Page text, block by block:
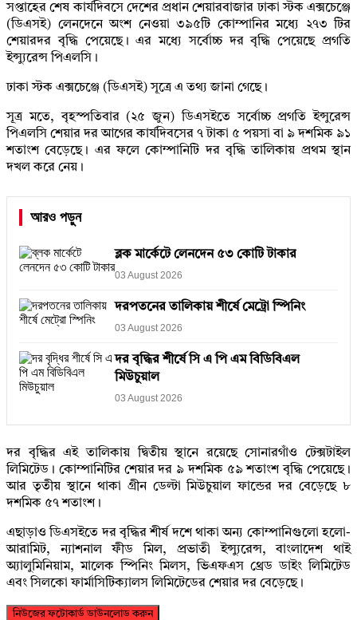
সপ্তাহের শেষ কার্যদিবসে দেশের প্রধান শেয়ারবাজার ঢাকা স্টক এক্সচেঞ্জে
(ডিএসই) লেনদেনে অংশ নেওয়া ৩৯৫টি কোম্পানির মধ্যে ২৭৩ টির
শেয়ারদর বৃদ্ধি পেয়েছে। এর মধ্যে সর্বোচ্চ দর বৃদ্ধি পেয়েছে প্রগতি
ইন্স্যুরেন্স পিএলসি।
ঢাকা স্টক এক্সচেঞ্জে (ডিএসই) সূত্রে এ তথ্য জানা গেছে।
সূত্র মতে, বৃহস্পতিবার (২৫ জুন) ডিএসইতে সর্বোচ্চ প্রগতি ইন্সুরেন্স
পিএলসি শেয়ার দর আগের কার্যদিবসের ৭ টাকা ৫ পয়সা বা ৯ দশমিক ৯১
শতাংশ বেড়েছে। এর ফলে কোম্পানিটি দর বৃদ্ধি তালিকায় প্রথম স্থান
দখল করে নেয়।
আরও পড়ুন
ব্লক মার্কেটে লেনদেন ৫৩ কোটি টাকার
03 August 2026
দরপতনের তালিকায় শীর্ষে মেট্রো স্পিনিং
03 August 2026
দর বৃদ্ধির শীর্ষে সি এ পি এম বিডিবিএল
মিউচুয়াল
03 August 2026
দর বৃদ্ধির এই তালিকায় দ্বিতীয় স্থানে রয়েছে সোনারগাঁও টেক্সটাইল
লিমিটেড। কোম্পানিটির শেয়ার দর ৯ দশমিক ৫৯ শতাংশ বৃদ্ধি পেয়েছে।
আর তৃতীয় স্থানে থাকা গ্রীন ডেল্টা মিউচুয়াল ফান্ডের দর বেড়েছে ৮
দশমিক ৫৭ শতাংশ।
এছাড়াও ডিএসইতে দর বৃদ্ধির শীর্ষ দশে থাকা অন্য কোম্পানিগুলো হলো-
আরামিট, ন্যাশনাল ফীড মিল, প্রভাতী ইন্স্যুরেন্স, বাংলাদেশ থাই
অ্যালুমিনিয়াম, মালেক স্পিনিং মিলস, ভিএফএস থ্রেড ডাইং লিমিটেড
এবং সিলকো ফার্মাসিটিক্যালস লিমিটেডের শেয়ার দর বেড়েছে।
নিউজের ফটোকার্ড ডাউনলোড করুন